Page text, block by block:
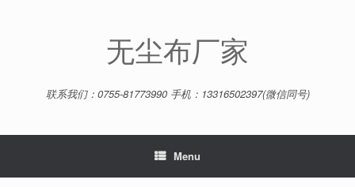
无尘布厂家
联系我们：0755-81773990 手机：13316502397(微信同号)
Menu